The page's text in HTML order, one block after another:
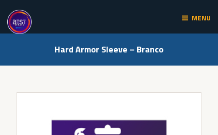
content
MENU
Hard Armor Sleeve – Branco